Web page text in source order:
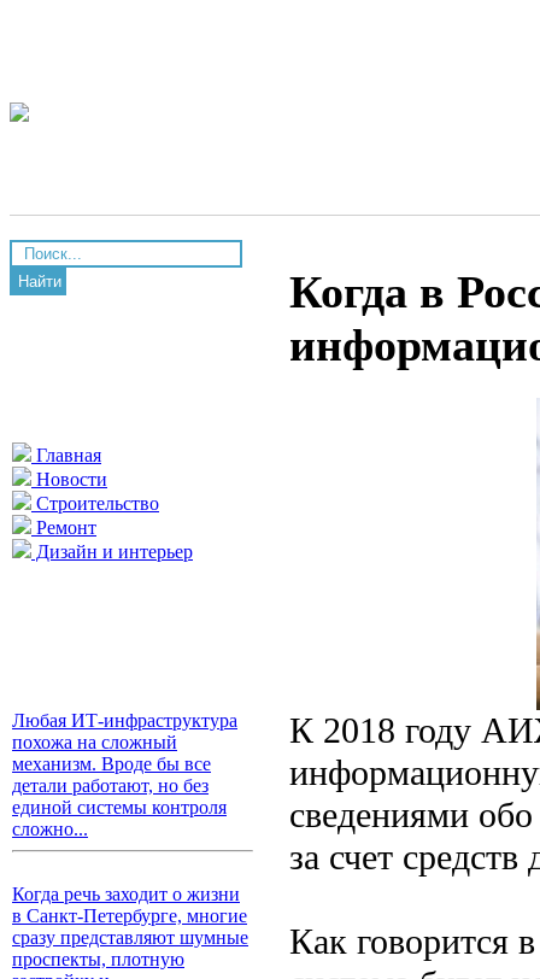
Найти
Главная
Новости
Строительство
Ремонт
Дизайн и интерьер
Любая ИТ-инфраструктура
похожа на сложный
механизм. Вроде бы все
детали работают, но без
единой системы контроля
сложно...
Когда речь заходит о жизни
в Санкт-Петербурге, многие
сразу представляют шумные
проспекты, плотную
Когда в
К 2018 году
сведениями
за счет
Как говорится